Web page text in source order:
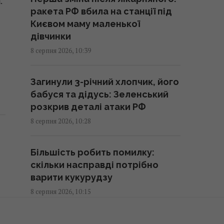
10:42 субота, 08 серпня 2026
Водопостачання Львівщини під
Зеленського переглянути
санкції
10:13 субота, 08 серпня 2026
спеки: яким курортам
загрожують лісові пожежі та
небезпека
10:08 субота, 08 серпня 2026
ракета РФ вбила на станції під
Києвом маму маленької
дівчинки
8 серпня 2026, 10:39
Загинули 3-річний хлопчик, його
бабуся та дідусь: Зеленський
розкрив деталі атаки РФ
8 серпня 2026, 10:28
Більшість робить помилку:
скільки насправді потрібно
варити кукурудзу
8 серпня 2026, 10:15